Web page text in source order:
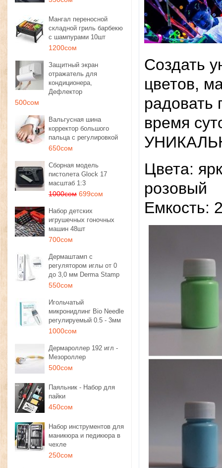
Мангал переносной
складной гриль барбекю
с шампурами 10шт
1200сом
Защитный экран
отражатель для
кондиционера,
Дефлектор
500сом
Вальгусная шина
корректор большого
пальца с регулировкой
650сом
Сборная модель
пистолета Glock 17
масштаб 1:3
1000сом 699сом
Набор детских
игрушечных гоночных
машин 48шт
700сом
Дермаштамп с
регулятором иглы от 0
до 3,0 мм Derma Stamp
550сом
Игольчатый
микронидлинг Bio Needle
регулируемый 0.5 - 3мм
1000сом
Дермароллер 192 игл -
Мезороллер
500сом
Паяльник - Набор для
пайки
450сом
Набор инструментов для
маникюра и педикюра в
чехле
250сом
Создать
цветов,
радовать
время
Цвета:
розовый
Емкость: